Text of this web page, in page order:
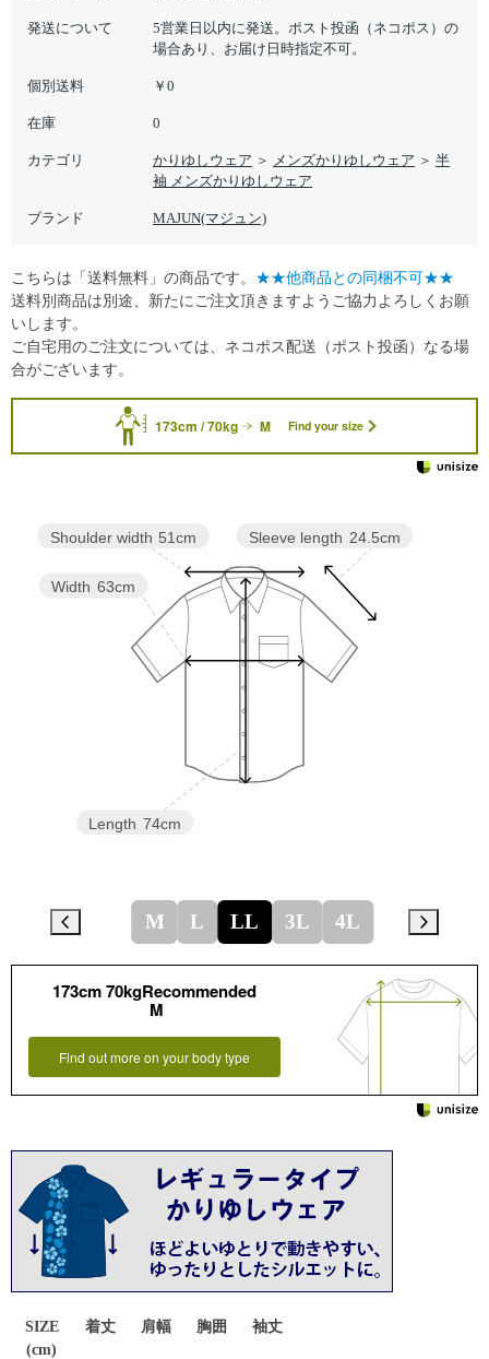
発送について
5営業日以内に発送。ポスト投函（ネコポス）の
場合あり、お届け日時指定不可。
個別送料 ￥0
在庫 0
カテゴリ かりゆしウェア ＞ メンズかりゆしウェア ＞ 半
袖 メンズかりゆしウェア
ブランド MAJUN(マジュン)
173cm / 70kg M Find your size
Sleeve length 24.5cm
Length 74cm
Width 63cm
Shoulder width 51cm
M L LL 3L 4L
173cm 70kgRecommended
M
Find out more on your body type
SIZE
(cm)
着丈 肩幅 胸囲 袖丈
こちらは「送料無料」の商品です。 ★★他商品との同梱不可★★
送料別商品は別途、新たにご注文頂きますようご協力よろしくお願
いします。
ご自宅用のご注文については、ネコポス配送（ポスト投函）なる場
合がございます。